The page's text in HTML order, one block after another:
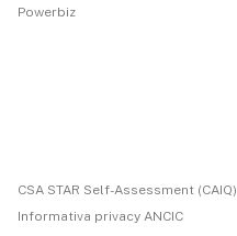
Powerbiz
CSA STAR Self-Assessment (CAIQ)
Informativa privacy ANCIC